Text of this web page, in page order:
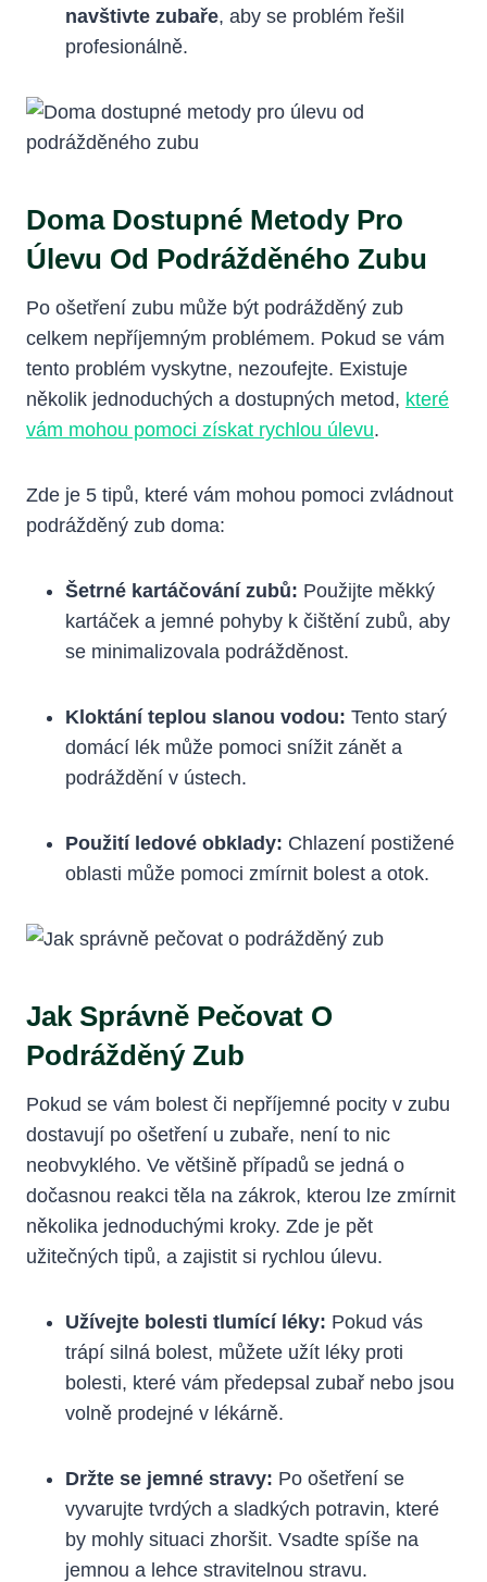
navštivte zubaře, aby se problém řešil
profesionálně.
Doma Dostupné Metody Pro
Úlevu Od Podrážděného Zubu
Po ošetření zubu může být podrážděný zub
celkem nepříjemným problémem. Pokud se vám
tento problém vyskytne, nezoufejte. Existuje
několik jednoduchých a dostupných metod, které
vám mohou pomoci získat rychlou úlevu.
Zde je 5 tipů, které vám mohou pomoci zvládnout
podrážděný zub doma:
Šetrné kartáčování zubů: Použijte měkký
kartáček a jemné pohyby k čištění zubů, aby
se minimalizovala podrážděnost.
Kloktání teplou slanou vodou: Tento starý
domácí lék může pomoci snížit zánět a
podráždění v ústech.
Použití ledové obklady: Chlazení postižené
oblasti může pomoci zmírnit bolest a otok.
Jak Správně Pečovat O
Podrážděný Zub
Pokud se vám bolest či nepříjemné pocity v zubu
dostavují po ošetření u zubaře, není to nic
neobvyklého. Ve většině případů se jedná o
dočasnou reakci těla na zákrok, kterou lze zmírnit
několika jednoduchými kroky. Zde je pět
užitečných tipů, a zajistit si rychlou úlevu.
Užívejte bolesti tlumící léky: Pokud vás
trápí silná bolest, můžete užít léky proti
bolesti, které vám předepsal zubař nebo jsou
volně prodejné v lékárně.
Držte se jemné stravy: Po ošetření se
vyvarujte tvrdých a sladkých potravin, které
by mohly situaci zhoršit. Vsadte spíše na
jemnou a lehce stravitelnou stravu.